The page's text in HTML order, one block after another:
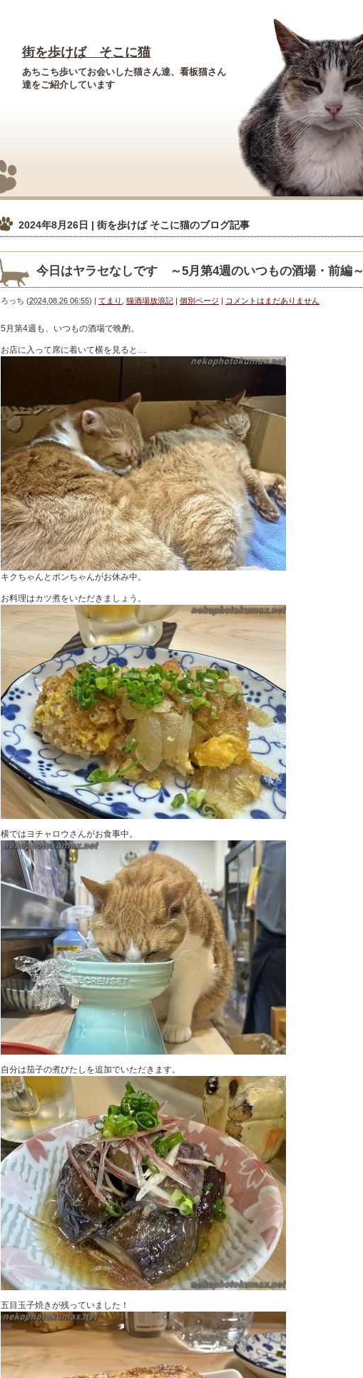
街を歩けば そこに猫
あちこち歩いてお会いした猫さん達、看板猫さん
達をご紹介しています
2024年8月26日 | 街を歩けば そこに猫のブログ記事
今日はヤラセなしです ～5月第4週のいつもの酒場・前編～
ろっち (2024.08.26 06:55) | てまり 猫酒場放浪記 | 個別ページ | コメントはまだありません
5月第4週も、いつもの酒場で晩酌。
お店に入って席に着いて横を見ると…
キクちゃんとポンちゃんがお休み中。
お料理はカツ煮をいただきましょう。
横ではヨチャロウさんがお食事中。
自分は茄子の煮びたしを追加でいただきます。
五目玉子焼きが残っていました！